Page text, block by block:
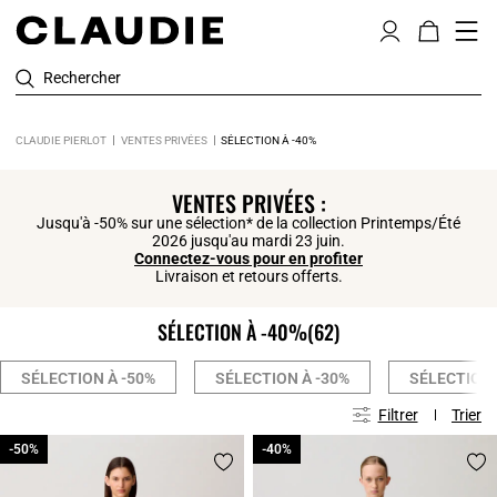
Rechercher
CLAUDIE PIERLOT VENTES PRIVÉES SÉLECTION À -40%
VENTES PRIVÉES :
Jusqu'à -50% sur une sélection* de la collection Printemps/Été
2026 jusqu'au mardi 23 juin.
Connectez-vous pour en profiter
Livraison et retours offerts.
SÉLECTION À -40%(62)
SÉLECTION À -50% SÉLECTION À -30% SÉLECTION
Filtrer Trier
-50%
-50% -40%
-40%